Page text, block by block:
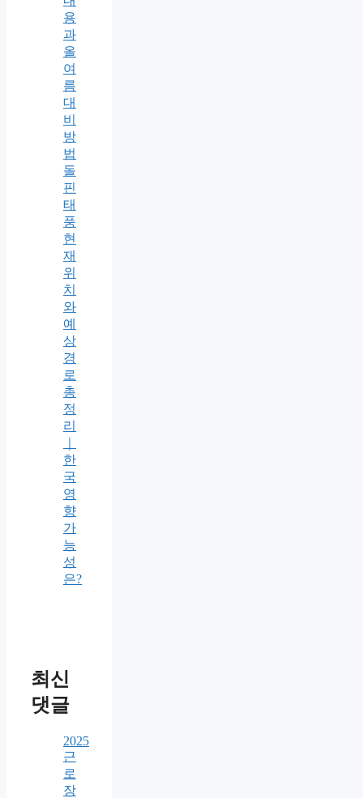
용
과
올
여
름
대
비
방
법
돌
핀
태
풍
현
재
위
치
와
예
상
경
로
총
정
리
한
국
영
향
가
능
성
은?
최신
댓글
2025
근
로
장